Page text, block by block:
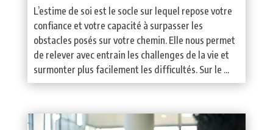
L’estime de soi est le socle sur lequel repose votre
confiance et votre capacité à surpasser les
obstacles posés sur votre chemin. Elle nous permet
de relever avec entrain les challenges de la vie et
surmonter plus facilement les difficultés. Sur le ...